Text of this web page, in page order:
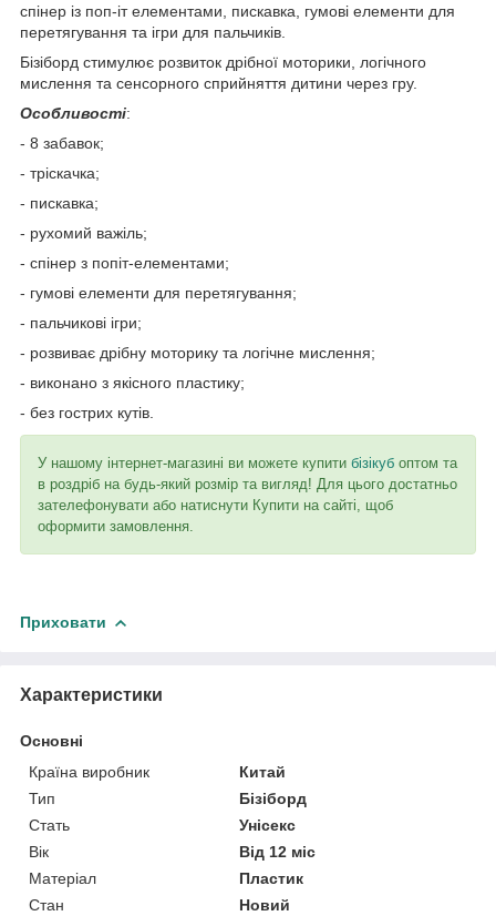
спінер із поп-іт елементами, пискавка, гумові елементи для
перетягування та ігри для пальчиків.
Бізіборд стимулює розвиток дрібної моторики, логічного
мислення та сенсорного сприйняття дитини через гру.
Особливості:
- 8 забавок;
- тріскачка;
- пискавка;
- рухомий важіль;
- спінер з попіт-елементами;
- гумові елементи для перетягування;
- пальчикові ігри;
- розвиває дрібну моторику та логічне мислення;
- виконано з якісного пластику;
- без гострих кутів.
У нашому інтернет-магазині ви можете купити бізікуб оптом та
в роздріб на будь-який розмір та вигляд! Для цього достатньо
зателефонувати або натиснути Купити на сайті, щоб
оформити замовлення.
Приховати
Характеристики
Основні
Країна виробник
Китай
Тип
Бізіборд
Стать
Унісекс
Вік
Від 12 міс
Матеріал
Пластик
Стан
Новий